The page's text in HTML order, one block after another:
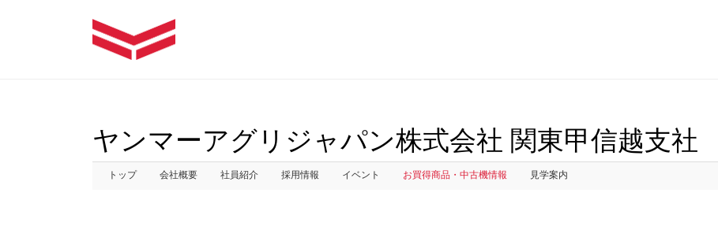
ヤンマーアグリジャパン株式会社 関東甲信越支社
トップ 会社概要 社員紹介 採用情報 イベント お買得商品・中古機情報 見学案内